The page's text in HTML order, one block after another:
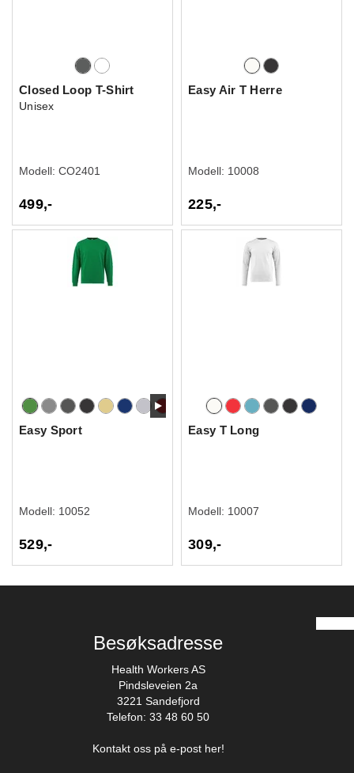
Closed Loop T-Shirt
Unisex
Modell: CO2401
499,-
Easy Air T Herre
Modell: 10008
225,-
Easy Sport
Modell: 10052
529,-
Easy T Long
Modell: 10007
309,-
Besøksadresse
Health Workers AS
Pindsleveien 2a
3221 Sandefjord
Telefon: 33 48 60 50
Kontakt oss på e-post her!